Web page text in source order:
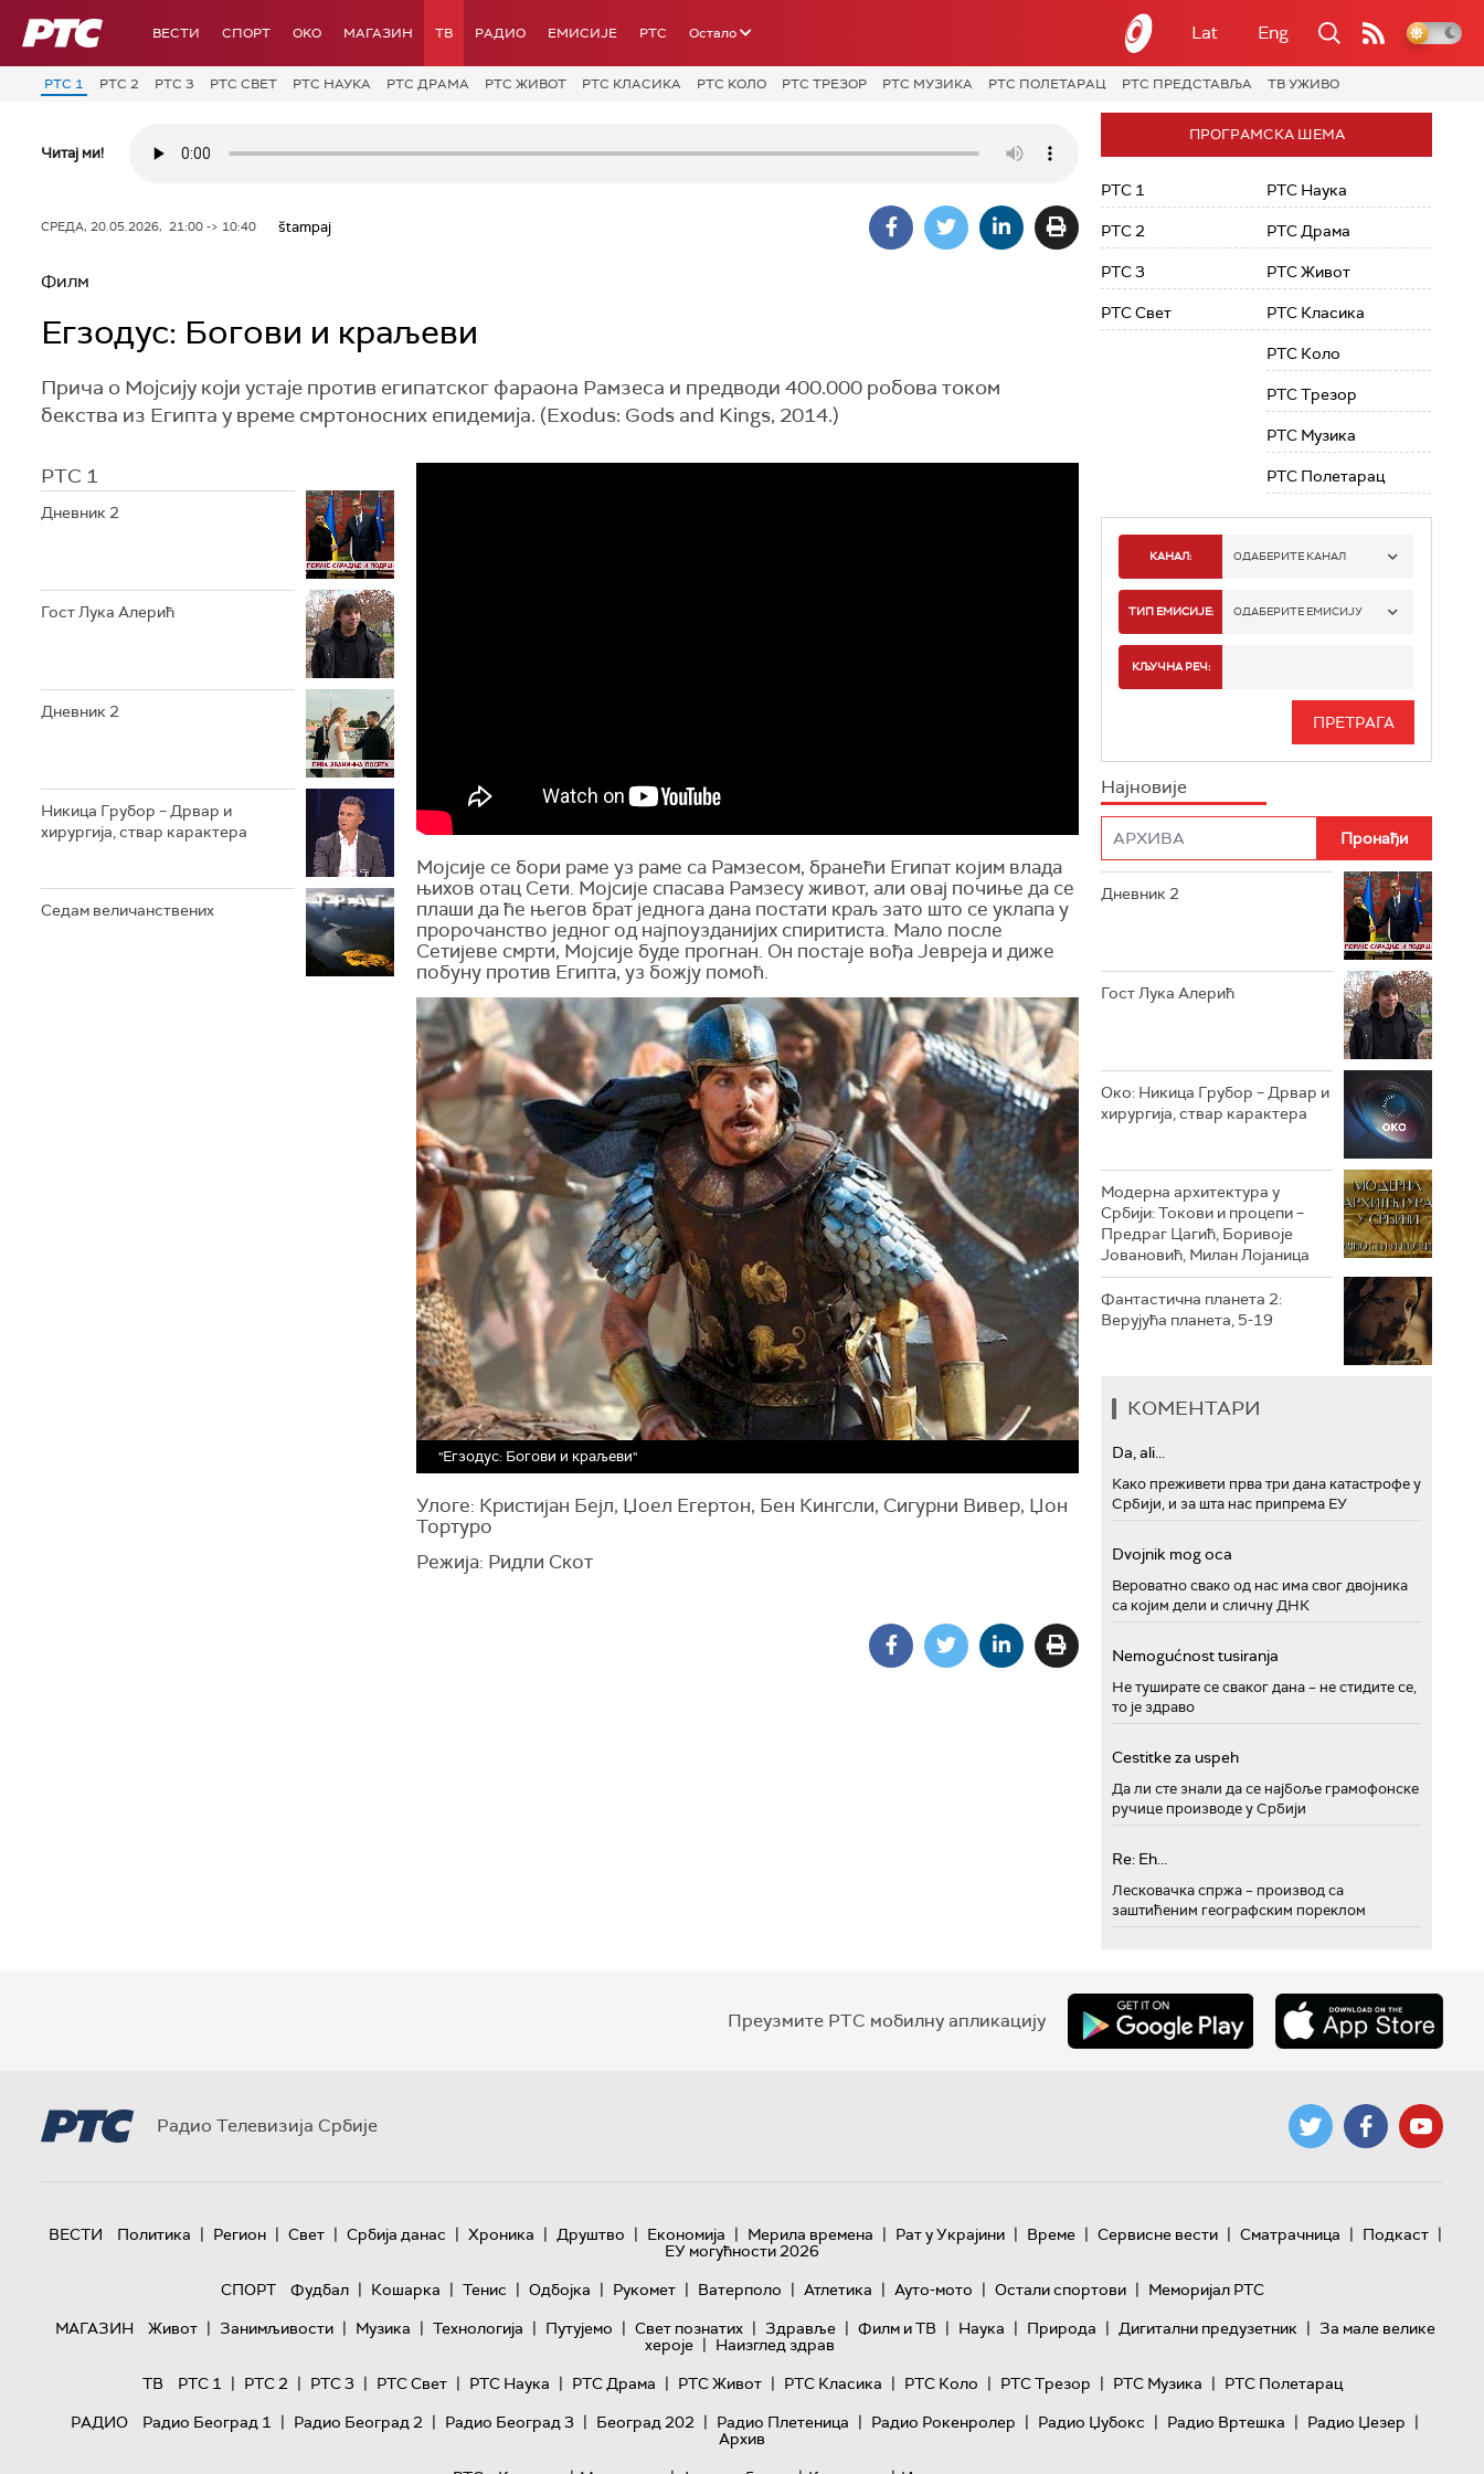
РТС ВЕСТИ СПОРТ OKO МАГАЗИН ТВ РАДИО ЕМИСИЈЕ РТС Остало Lat Eng
РТС 1 РТС 2 РТС 3 РТС СВЕТ РТС НАУКА РТС ДРАМА РТС ЖИВОТ РТС КЛАСИКА РТС КОЛО РТС ТРЕЗОР РТС МУЗИКА РТС ПОЛЕТАРАЦ РТС ПРЕДСТАВЉА ТВ УЖИВО
Читај ми!
СРЕДА, 20.05.2026, 21:00 -> 10:40 štampaj
Филм
Егзодус: Богови и краљеви
Прича о Мојсију који устаје против египатског фараона Рамзеса и предводи 400.000 робова током
бекства из Египта у време смртоносних епидемија. (Exodus: Gods and Kings, 2014.)
РТС 1
Дневник 2
Гост Лука Алерић
Дневник 2
Никица Грубор – Дрвар и
хирургија, ствар карактера
Седам величанствених
Мојсије се бори раме уз раме са Рамзесом, бранећи Египат којим влада
њихов отац Сети. Мојсије спасава Рамзесу живот, али овај почиње да се
плаши да ће његов брат једнога дана постати краљ зато што се уклапа у
пророчанство једног од најпоузданијих спиритиста. Мало после
Сетијеве смрти, Мојсије буде прогнан. Он постаје вођа Јевреја и диже
побуну против Египта, уз божју помоћ.
"Егзодус: Богови и краљеви"
Улоге: Кристијан Бејл, Џоел Егертон, Бен Кингсли, Сигурни Вивер, Џон
Тортуро
Режија: Ридли Скот
ПРОГРАМСКА ШЕМА
РТС 1
РТС 2
РТС 3
РТС Свет
РТС Наука
РТС Драма
РТС Живот
РТС Класика
РТС Коло
РТС Трезор
РТС Музика
РТС Полетарац
КАНАЛ: ОДАБЕРИТЕ КАНАЛ
РТС 1
РТС 3
РТС КЛАСИКА
РТС ТРЕЗОР
РТС ПОЛЕТАРАЦ
ТИП ЕМИСИЈЕ: ОДАБЕРИТЕ ЕМИСИЈУ
КЉУЧНА РЕЧ:
Најновије
Дневник 2
Гост Лука Алерић
Око: Никица Грубор – Дрвар и
хирургија, ствар карактера
Модерна архитектура у
Србији: Токови и процепи –
Предраг Цагић, Боривоје
Јовановић, Милан Лојаница
Фантастична планета 2:
Верујућа планета, 5-19
КОМЕНТАРИ
Da, ali...
Како преживети прва три дана катастрофе у
Србији, и за шта нас припрема ЕУ
Dvojnik mog oca
Вероватно свако од нас има свог двојника
са којим дели и сличну ДНК
Nemogućnost tusiranja
Не туширате се сваког дана – не стидите се,
то је здраво
Cestitke za uspeh
Да ли сте знали да се најбоље грамофонске
ручице производе у Србији
Re: Eh...
Лесковачка спржа – производ са
заштићеним географским пореклом
Преузмите РТС мобилну апликацију
Радио Телевизија Србије
ВЕСТИ Политика | Регион | Свет | Србија данас | Хроника | Друштво | Економија | Мерила времена | Рат у Украјини | Време | Сервисне вести | Сматрачница | Подкаст |
ЕУ могућности 2026
СПОРТ
Фудбал | Кошарка | Тенис | Одбојка | Рукомет | Ватерполо | Атлетика | Ауто-мото | Остали спортови | Меморијал РТС
МАГАЗИН
Живот | Занимљивости | Музика | Технологијa | Путујемо | Свет познатих | Здравље | Филм и ТВ | Наука | Природа | Дигитални предузетник | За мале велике
хероје | Наизглед здрав
ТВ
РТС 1 | РТС 2 | РТС 3 | РТС Свет | РТС Наука | РТС Драма | РТС Живот | РТС Класика | РТС Коло | РТС Трезор | РТС Музика | РТС Полетарац
РАДИО
Радио Београд 1 | Радио Београд 2 | Радио Београд 3 | Београд 202 | Радио Плетеница | Радио Рокенролер | Радио Џубокс | Радио Вртешка | Радио Џезер |
Архив